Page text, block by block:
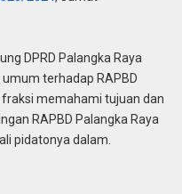
DPRD Palangka Raya
terhadap RAPBD
memahami tujuan dan
RAPBD Palangka Raya
pidatonya dalam.